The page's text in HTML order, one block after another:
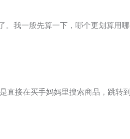
。我一般先算一下，哪个更划算用哪
直接在买手妈妈里搜索商品，跳转到